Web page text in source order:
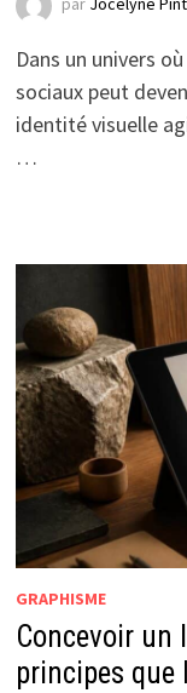
Dans un univers
sociaux peut
identité visuelle
…
GRAPHISME
Concevoir un
principes que